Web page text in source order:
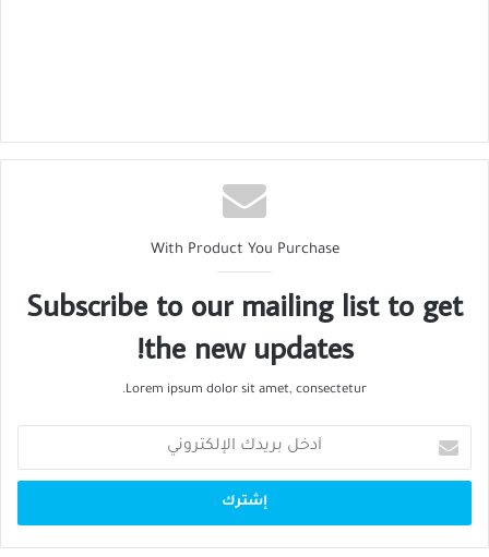
With Product You Purchase
Subscribe to our mailing list to get
the new updates!
Lorem ipsum dolor sit amet, consectetur.
بريدك
الإلكتروني